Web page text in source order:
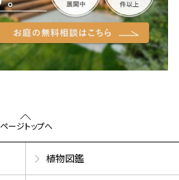
ページトップへ
植物図鑑